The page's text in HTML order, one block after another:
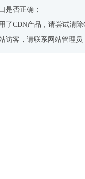
是否正确；
了CDN产品，请尝试清除
访客，请联系网站管理员